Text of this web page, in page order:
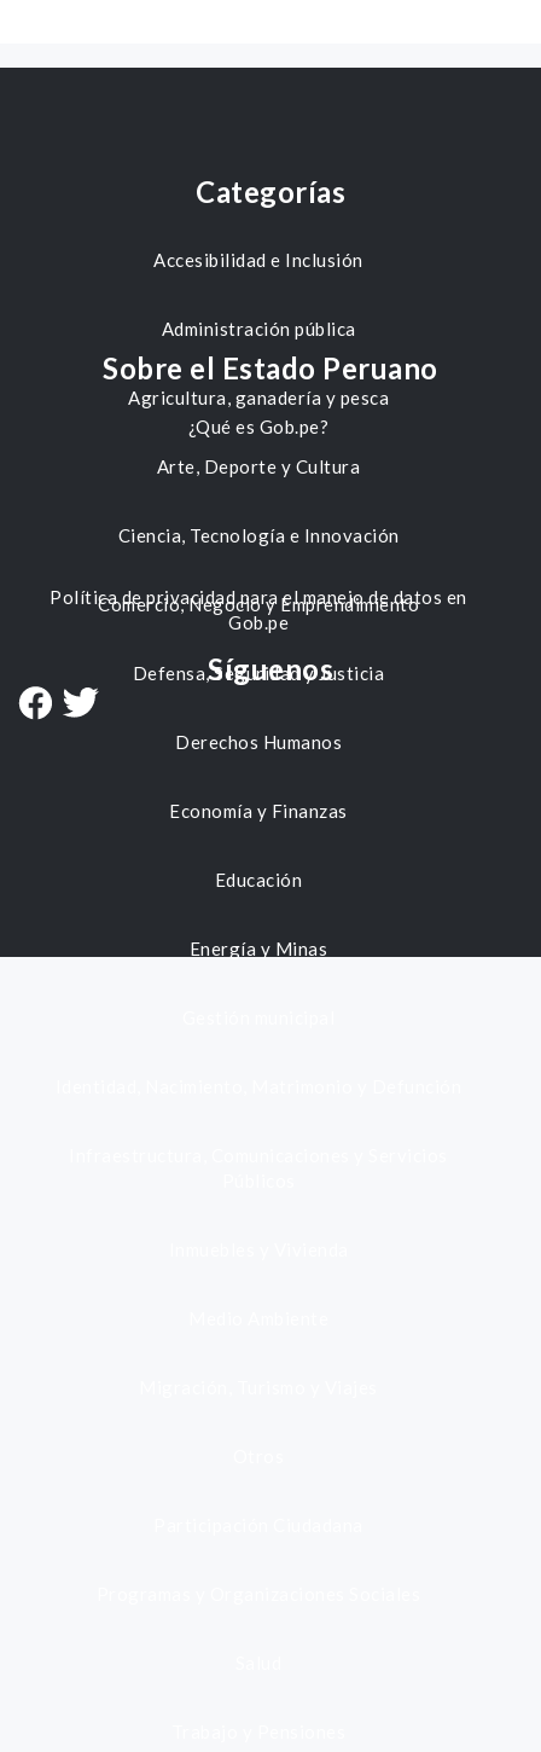
Categorías
Accesibilidad e Inclusión
Administración pública
Agricultura, ganadería y pesca
Arte, Deporte y Cultura
Ciencia, Tecnología e Innovación
Comercio, Negocio y Emprendimiento
Defensa, Seguridad y Justicia
Derechos Humanos
Economía y Finanzas
Educación
Energía y Minas
Sobre el Estado Peruano
¿Qué es Gob.pe?
Política de privacidad para el manejo de datos en
Gob.pe
Síguenos